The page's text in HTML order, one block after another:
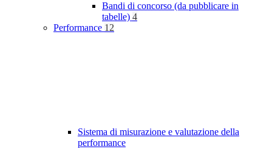
Bandi di concorso (da pubblicare in
tabelle) 4
Performance 12
Sistema di misurazione e valutazione della
performance